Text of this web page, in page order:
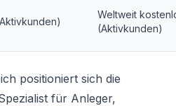
Weltweit
(Aktivkunden)
positioniert sich die
für Anleger,